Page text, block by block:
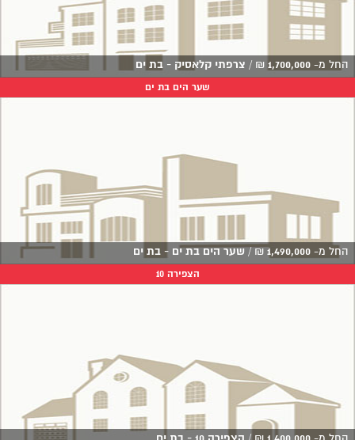
החל מ- 1,700,000
₪
/ צרפתי קלאסיק - בת ים
שער הים בת ים
החל מ- 1,490,000
₪
/ שער הים בת ים - בת ים
הצפירה 10